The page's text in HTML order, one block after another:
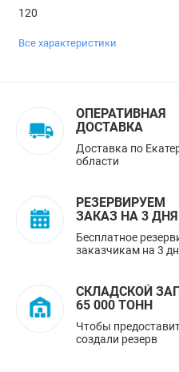
120
Все характеристики
ОПЕРАТИВНАЯ
ДОСТАВКА
Доставка по
области
РЕЗЕРВИРУЕМ
ЗАКАЗ НА 3 ДНЯ
Бесплатное
заказчикам на 3
СКЛАДСКОЙ
65 000 ТОНН
Чтобы
создали резерв